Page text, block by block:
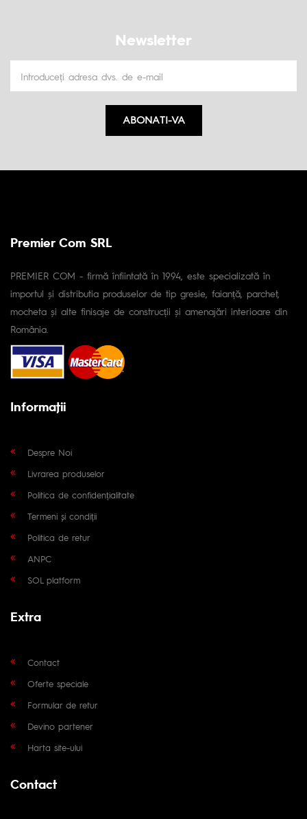
Newsletter
ABONATI-VA
Premier Com SRL
PREMIER COM - firmă înfiintată în 1994, este specializată în
importul și distributia produselor de tip gresie, faianță, parchet,
mocheta și alte finisaje de construcții și amenajări interioare din
România.
Informaţii
Despre Noi
Livrarea produselor
Politica de confidențialitate
Termeni și condiții
Politica de retur
ANPC
SOL platform
Extra
Contact
Oferte speciale
Formular de retur
Devino partener
Harta site-ului
Contact